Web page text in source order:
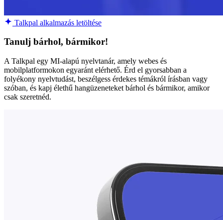
Talkpal alkalmazás letöltése
Tanulj bárhol, bármikor!
A Talkpal egy MI-alapú nyelvtanár, amely webes és
mobilplatformokon egyaránt elérhető. Érd el gyorsabban a
folyékony nyelvtudást, beszélgess érdekes témákról írásban vagy
szóban, és kapj élethű hangüzeneteket bárhol és bármikor, amikor
csak szeretnéd.